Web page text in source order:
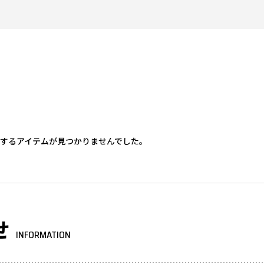
るアイテムが見つかりませんでした。
INFORMATION